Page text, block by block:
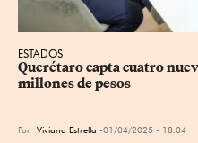
ESTADOS
Querétaro capta cuatro
millones de pesos
Por Viviana Estrella 01/04/2025 - 18:04